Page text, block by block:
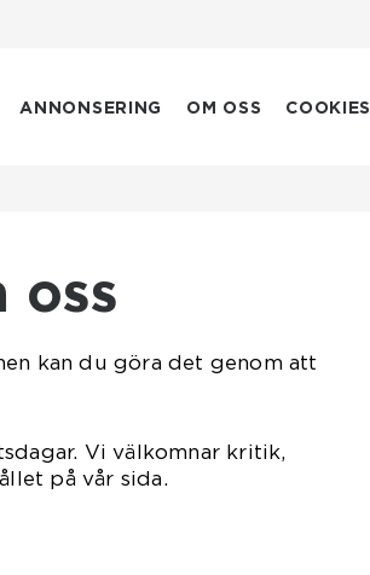
ANNONSERING OM OSS COOKIES
oss
kan du göra det genom att
Vi välkomnar kritik,
på vår sida.